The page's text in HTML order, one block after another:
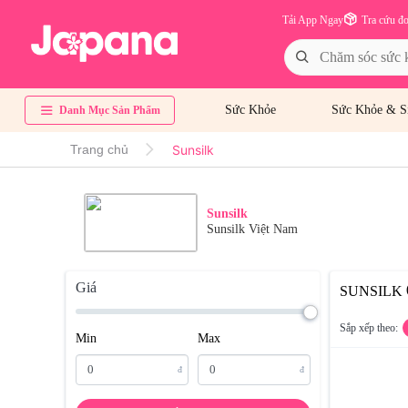
Tra cứu
Tải App Ngay
Danh Mục Sản Phẩm Sức Khỏe Sức Khỏe &
Trang chủ Sunsilk
Sunsilk
Sunsilk Việt Nam
Giá
Min
đ
Max
đ
SUNSILK
Sắp xếp theo: